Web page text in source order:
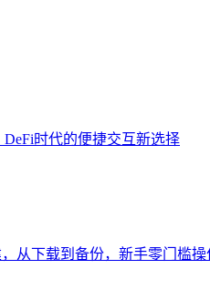
DeFi时代的便捷交互新选择
，从下载到备份，新手零门槛操